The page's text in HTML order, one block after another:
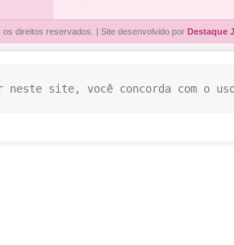
direitos reservados. | Site desenvolvido por Destaque
neste site, você concorda com o